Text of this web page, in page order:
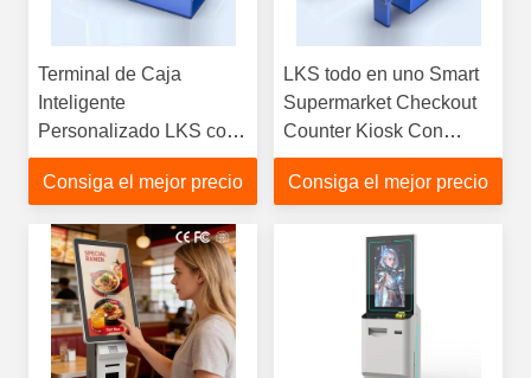
Terminal de Caja
Inteligente
Personalizado LKS con
Cinta Transportadora
para Comercio Minorista
de Liquidación
Consiga el mejor precio
LKS todo en uno Smart
Supermarket Checkout
Counter Kiosk Con
Cinturón transportador
Consiga el mejor precio